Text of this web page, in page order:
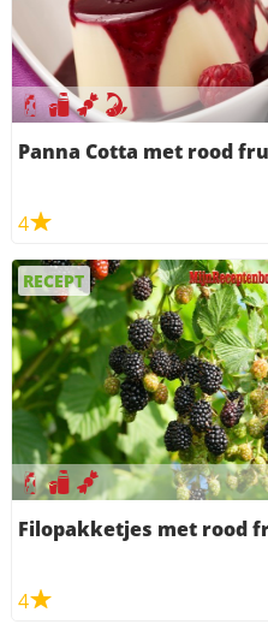
Panna Cotta met rood
4
RECEPT
Filopakketjes met rood
4